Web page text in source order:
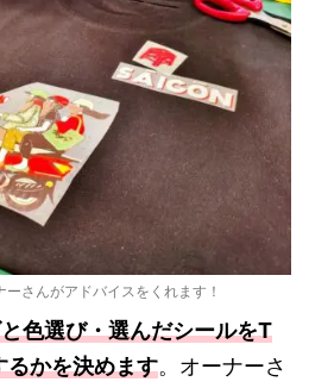
さんがアドバイスをくれます！
色選び・選んだシールをT
るかを決めます。オーナーさ